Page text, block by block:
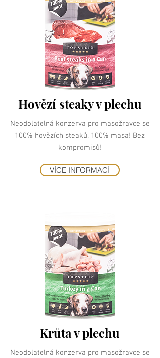
Hovězí steaky v plechu
Neodolatelná konzerva pro masožravce se
100% hovězích steaků. 100% masa! Bez
kompromisů!
VÍCE INFORMACÍ
Krůta v plechu
Neodolatelná konzerva pro masožravce se